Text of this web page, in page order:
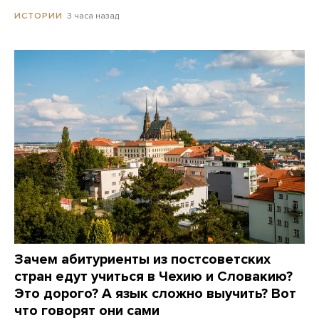
ИСТОРИИ 3 часа назад
Зачем абитуриенты из постсоветских
стран едут учиться в Чехию и Словакию?
Это дорого? А язык сложно выучить? Вот
что говорят они сами